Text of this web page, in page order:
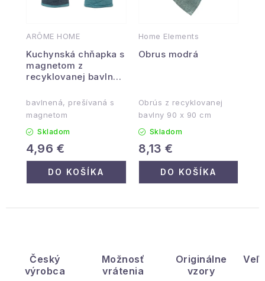
Český
výrobca
Možnosť
vrátenia
Originálne
vzory
ARÔME HOME
Kuchynská chňapka s
magnetom z
recyklovanej bavlny,
bavlnená, prešívaná s
magnetom
Skladom
4,96 €
DO KOŠÍKA
Home Elements
Obrus ​​modrá
Obrús z recyklovanej
bavlny 90 x 90 cm
Skladom
8,13 €
DO KOŠÍKA